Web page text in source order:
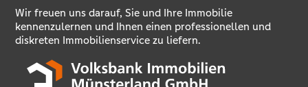
Wir freuen uns darauf, Sie und Ihre Immobilie
kennenzulernen und Ihnen einen professionellen und
diskreten Immobilienservice zu liefern.